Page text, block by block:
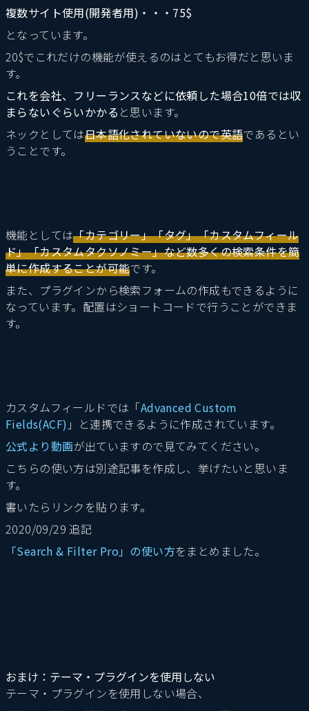
複数サイト使用(開発者用)・・・75$
となっています。
20$でこれだけの機能が使えるのはとてもお得だと思いま
す。
これを会社、フリーランスなどに依頼した場合10倍では収
まらないぐらいかかる と思います。
ネックとしては日本語化されていないので英語であるとい
うことです。
機能としては「カテゴリー」「タグ」「カスタムフィール
ド」「カスタムタクソノミー」など数多くの検索条件を簡
単に作成することが可能です。
また、プラグインから検索フォームの作成もできるように
なっています。配置はショートコードで行うことができま
す。
カスタムフィールドでは「Advanced Custom
Fields(ACF) 」と連携できるように作成されています。
公式より動画が出ていますので見てみてください。
こちらの使い方は別途記事を作成し、挙げたいと思いま
す。
書いたらリンクを貼ります。
2020/09/29 追記
「Search & Filter Pro」の使い方をまとめました。
おまけ：テーマ・プラグインを使用しない
テーマ・プラグインを使用しない場合、